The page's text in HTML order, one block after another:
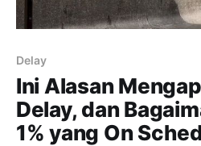
Delay
Ini Alasan
Delay, dan
1% yang On